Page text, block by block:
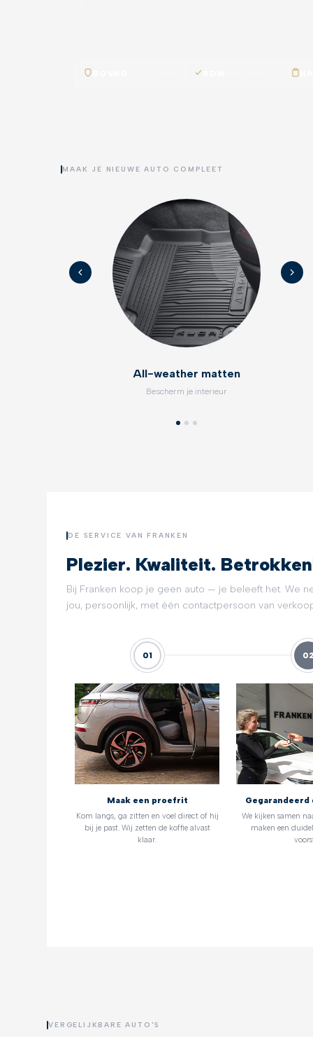
MAAK JE NIEUWE AUTO COMPLEET
All-weather matten
Bescherm je interieur
DE SERVICE VAN FRANKEN
Plezier. Kwaliteit.
Bij Franken koop je geen auto — je beleeft het. We
jou, persoonlijk, met één contactpersoon van
01
Maak een proefrit
Kom langs, ga zitten en voel direct of hij
bij je past. Wij zetten de koffie alvast
klaar.
02
Gegarandeerd
We kijken samen
maken een
VERGELIJKBARE AUTO'S